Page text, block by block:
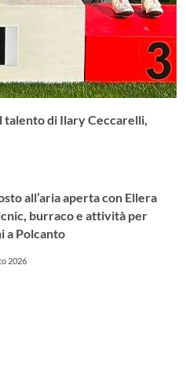
talento di Ilary Ceccarelli,
all’aria aperta con Ellera
burraco e attività per
a Polcanto
2026